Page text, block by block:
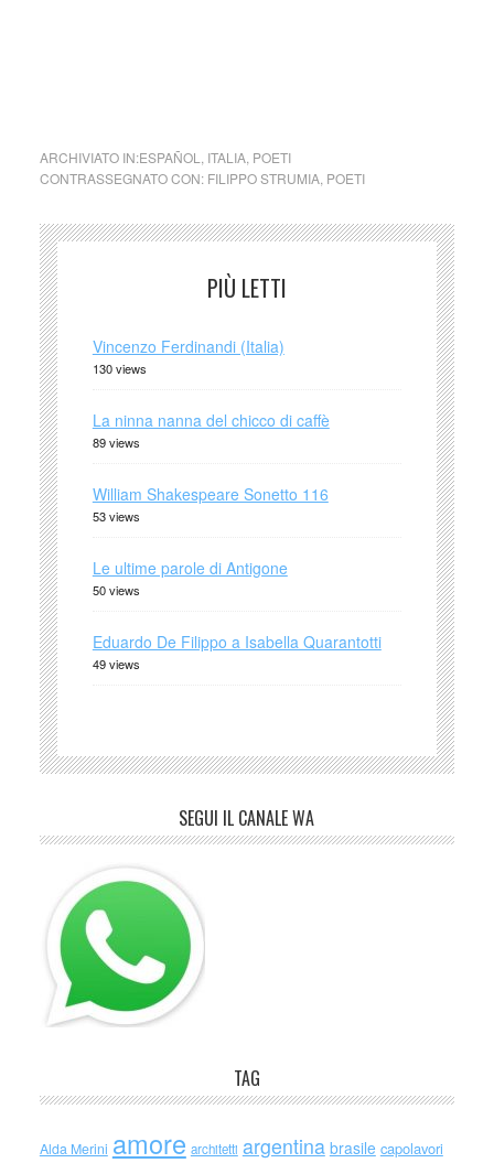
ARCHIVIATO IN:ESPAÑOL ITALIA, POETI
CONTRASSEGNATO CON: FILIPPO STRUMIA, POETI
PIÙ LETTI
Vincenzo Ferdinandi (Italia)
130 views
La ninna nanna del chicco di caffè
89 views
William Shakespeare Sonetto 116
53 views
Le ultime parole di Antigone
50 views
Eduardo De Filippo a Isabella Quarantotti
49 views
SEGUI IL CANALE WA
TAG
Alda Merini amore architetti argentina brasile capolavori